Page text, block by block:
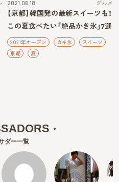
2021.06.18 グルメ
【京都】韓国発の最新スイーツも！
この夏食べたい「絶品かき氷」7選
2021年オープン カキ氷
スイーツ
京都
夏
ダー一覧